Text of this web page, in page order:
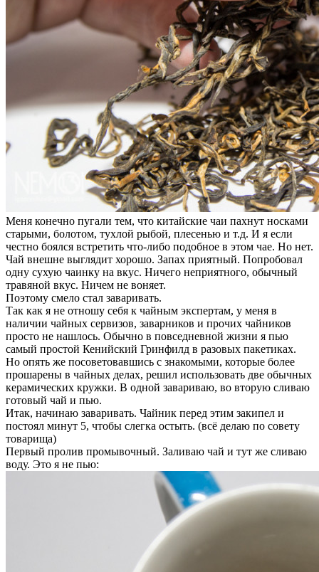
Меня конечно пугали тем, что китайские чаи пахнут носками
старыми, болотом, тухлой рыбой, плесенью и т.д. И я если
честно боялся встретить что-либо подобное в этом чае. Но нет.
Чай внешне выглядит хорошо. Запах приятный. Попробовал
одну сухую чаинку на вкус. Ничего неприятного, обычный
травяной вкус. Ничем не воняет.
Поэтому смело стал заваривать.
Так как я не отношу себя к чайным экспертам, у меня в
наличии чайных сервизов, заварников и прочих чайников
просто не нашлось. Обычно в повседневной жизни я пью
самый простой Кенийский Гринфилд в разовых пакетиках.
Но опять же посоветовавшись с знакомыми, которые более
прошарены в чайных делах, решил использовать две обычных
керамических кружки. В одной завариваю, во вторую сливаю
готовый чай и пью.
Итак, начинаю заваривать. Чайник перед этим закипел и
постоял минут 5, чтобы слегка остыть. (всё делаю по совету
товарища)
Первый пролив промывочный. Заливаю чай и тут же сливаю
воду. Это я не пью: